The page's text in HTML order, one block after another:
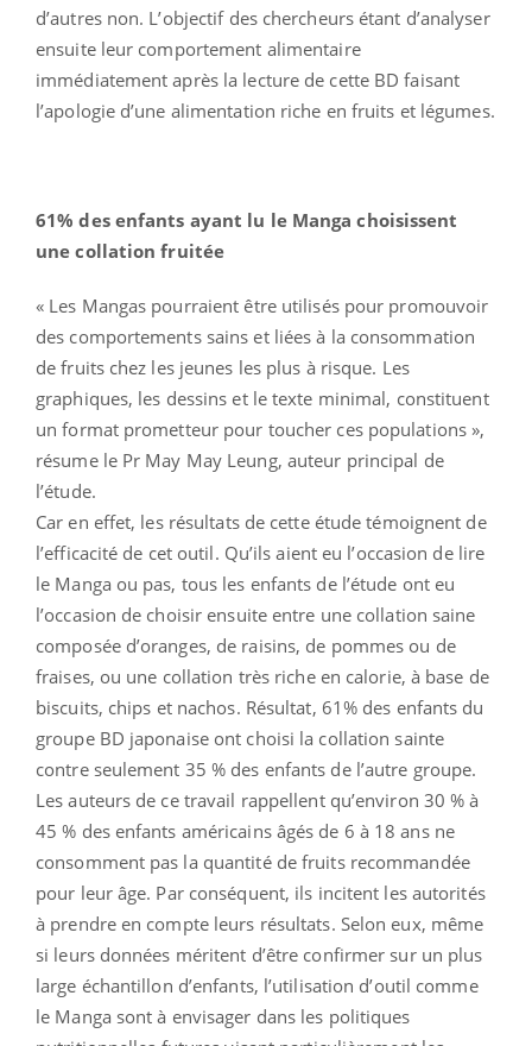
d’autres non. L’objectif des chercheurs étant d’analyser
ensuite leur comportement alimentaire
immédiatement après la lecture de cette BD faisant
l’apologie d’une alimentation riche en fruits et légumes.
61% des enfants ayant lu le Manga choisissent
une collation fruitée
« Les Mangas pourraient être utilisés pour promouvoir
des comportements sains et liées à la consommation
de fruits chez les jeunes les plus à risque. Les
graphiques, les dessins et le texte minimal, constituent
un format prometteur pour toucher ces populations »,
résume le Pr May May Leung, auteur principal de
l’étude.
Car en effet, les résultats de cette étude témoignent de
l’efficacité de cet outil. Qu’ils aient eu l’occasion de lire
le Manga ou pas, tous les enfants de l’étude ont eu
l’occasion de choisir ensuite entre une collation saine
composée d’oranges, de raisins, de pommes ou de
fraises, ou une collation très riche en calorie, à base de
biscuits, chips et nachos. Résultat, 61% des enfants du
groupe BD japonaise ont choisi la collation sainte
contre seulement 35 % des enfants de l’autre groupe.
Les auteurs de ce travail rappellent qu’environ 30 % à
45 % des enfants américains âgés de 6 à 18 ans ne
consomment pas la quantité de fruits recommandée
pour leur âge. Par conséquent, ils incitent les autorités
à prendre en compte leurs résultats. Selon eux, même
si leurs données méritent d’être confirmer sur un plus
large échantillon d’enfants, l’utilisation d’outil comme
le Manga sont à envisager dans les politiques